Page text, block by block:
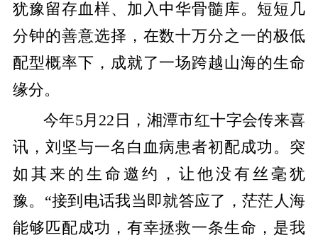
犹豫留存血样、加入中华骨髓库。短短几
分钟的善意选择，在数十万分之一的极低
配型概率下，成就了一场跨越山海的生命
缘分。
今年5月 22 日，湘潭市红十字会传来喜
讯，刘坚与一名白血病患者初配成功。突
如其来的生命邀约，让他没有丝毫犹
豫。 “接到电话我当即就答应了，茫茫人海
能够匹配成功，有幸拯救一条生命，是我